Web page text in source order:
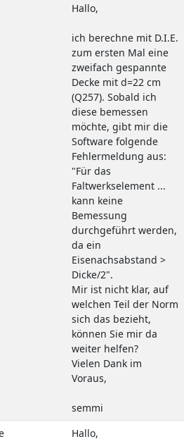
Hallo,
ich berechne mit D.I.E.
zum ersten Mal eine
zweifach gespannte
Decke mit d=22 cm
(Q257). Sobald ich
diese bemessen
möchte, gibt mir die
Software folgende
Fehlermeldung aus:
"Für das
Faltwerkselement ...
kann keine
Bemessung
durchgeführt werden,
da ein
Eisenachsabstand >
Dicke/2".
Mir ist nicht klar, auf
welchen Teil der Norm
sich das bezieht,
können Sie mir da
weiter helfen?
Vielen Dank im
Voraus,
semmi
Hallo,